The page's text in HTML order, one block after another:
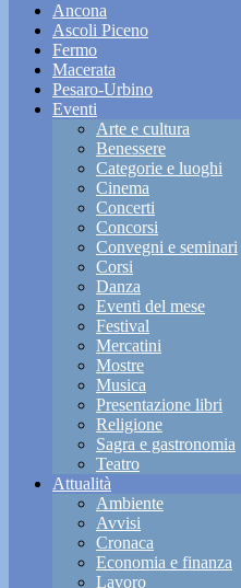
Ancona
Ascoli Piceno
Fermo
Macerata
Pesaro-Urbino
Eventi
Arte e cultura
Benessere
Categorie e luoghi
Cinema
Concerti
Concorsi
Convegni e seminari
Corsi
Danza
Eventi del mese
Festival
Mercatini
Mostre
Musica
Presentazione libri
Religione
Sagra e gastronomia
Teatro
Attualità
Ambiente
Avvisi
Cronaca
Economia e finanza
Lavoro